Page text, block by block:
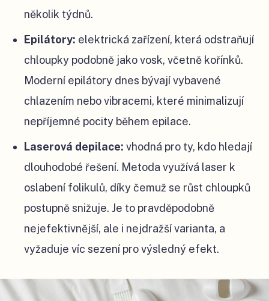
několik týdnů.
Epilátory: elektrická zařízení, která odstraňují
chloupky podobně jako vosk, včetně kořínků.
Moderní epilátory dnes bývají vybavené
chlazením nebo vibracemi, které minimalizují
nepříjemné pocity během epilace.
Laserová depilace: vhodná pro ty, kdo hledají
dlouhodobé řešení. Metoda využívá laser k
oslabení folikulů, díky čemuž se růst chloupků
postupně snižuje. Je to pravděpodobně
nejefektivnější, ale i nejdražší varianta, a
vyžaduje víc sezení pro výsledný efekt.